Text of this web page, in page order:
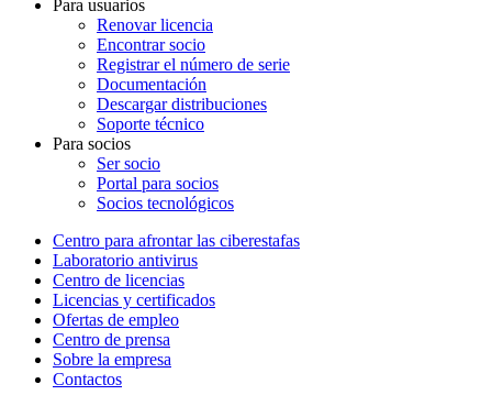
Para usuarios
Renovar licencia
Encontrar socio
Registrar el número de serie
Documentación
Descargar distribuciones
Soporte técnico
Para socios
Ser socio
Portal para socios
Socios tecnológicos
Centro para afrontar las ciberestafas
Laboratorio antivirus
Centro de licencias
Licencias y certificados
Ofertas de empleo
Centro de prensa
Sobre la empresa
Contactos